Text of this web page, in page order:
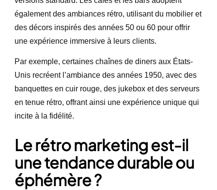
également des ambiances rétro, utilisant du mobilier et
des décors inspirés des années 50 ou 60 pour offrir
une expérience immersive à leurs clients.
Par exemple, certaines chaînes de diners aux États-
Unis recréent l’ambiance des années 1950, avec des
banquettes en cuir rouge, des jukebox et des serveurs
en tenue rétro, offrant ainsi une expérience unique qui
incite à la fidélité.
Le rétro marketing est-il
une tendance durable ou
éphémère ?